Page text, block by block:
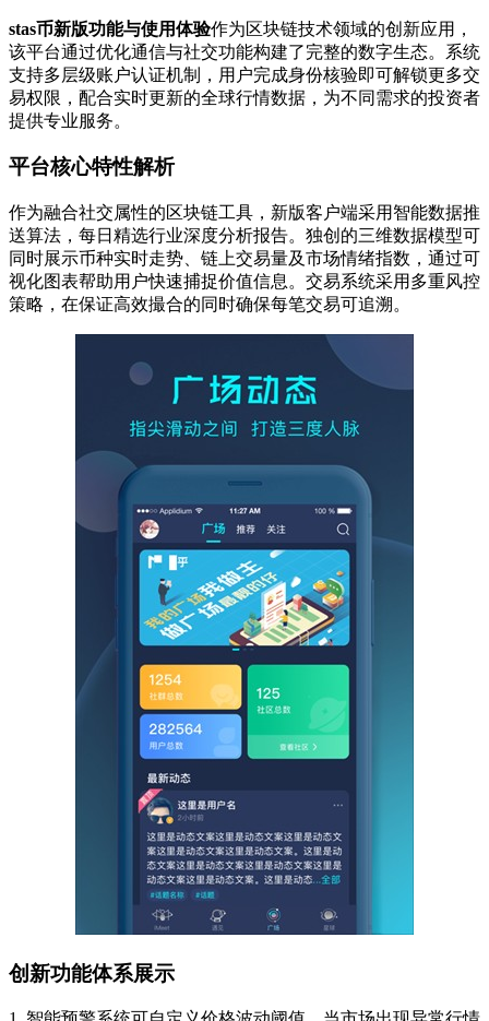
stas币新版功能与使用体验作为区块链技术领域的创新应用，
该平台通过优化通信与社交功能构建了完整的数字生态。系统
支持多层级账户认证机制，用户完成身份核验即可解锁更多交
易权限，配合实时更新的全球行情数据，为不同需求的投资者
提供专业服务。
平台核心特性解析
作为融合社交属性的区块链工具，新版客户端采用智能数据推
送算法，每日精选行业深度分析报告。独创的三维数据模型可
同时展示币种实时走势、链上交易量及市场情绪指数，通过可
视化图表帮助用户快速捕捉价值信息。交易系统采用多重风控
策略，在保证高效撮合的同时确保每笔交易可追溯。
创新功能体系展示